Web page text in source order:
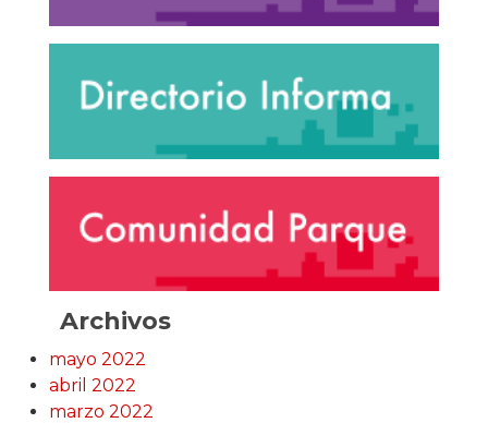
Archivos
mayo 2022
abril 2022
marzo 2022